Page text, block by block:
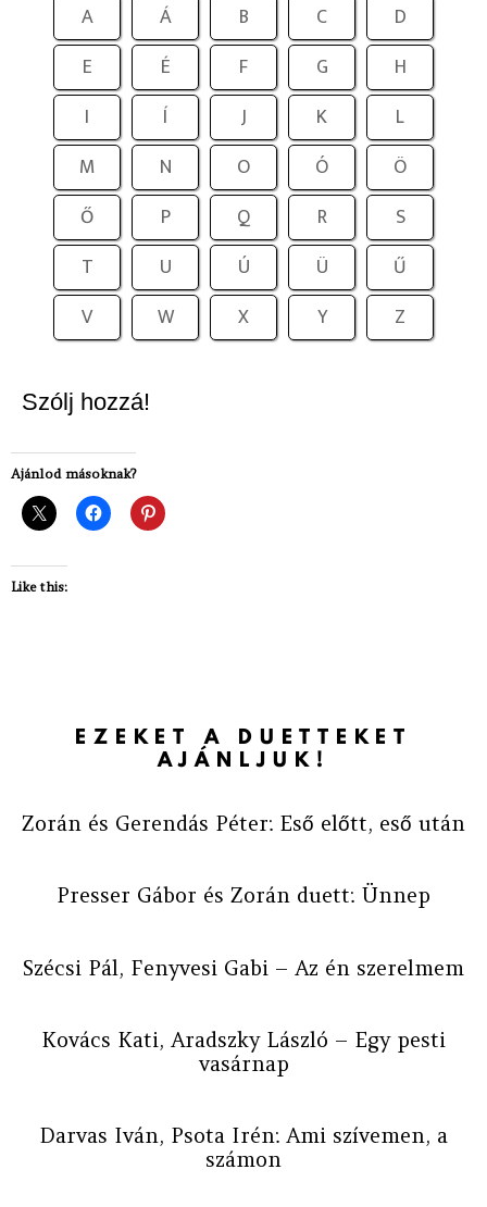
A Á B C
D
E
É F G
H
I
Í J K
L
M
N O Ó
Ö
Ő
P Q R
S
T
U Ú Ü
Ű
V
W X Y Z
Szólj hozzá!
Ajánlod másoknak?
Like this:
EZEKET A DUETTEKET
AJÁNLJUK!
Zorán és Gerendás Péter: Eső előtt, eső után
Presser Gábor és Zorán duett: Ünnep
Szécsi Pál, Fenyvesi Gabi – Az én szerelmem
Kovács Kati, Aradszky László – Egy pesti
vasárnap
Darvas Iván, Psota Irén: Ami szívemen, a
számon